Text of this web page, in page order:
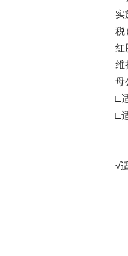
实
税
红
维
母
□
□
√